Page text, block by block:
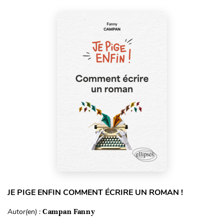
JE PIGE ENFIN COMMENT ÉCRIRE UN ROMAN !
Autor(en) : Campan Fanny